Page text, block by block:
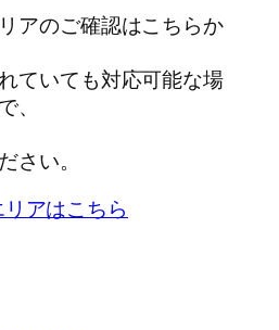
アのご確認はこちらか
ていても対応可能な場
、
さい。
アはこちら